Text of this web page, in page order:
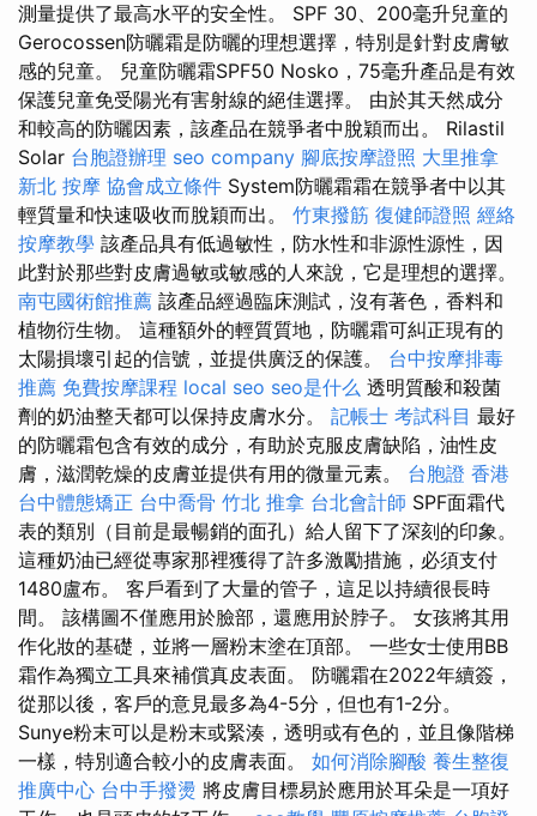
測量提供了最高水平的安全性。 SPF 30、200毫升兒童的
Gerocossen防曬霜是防曬的理想選擇，特別是針對皮膚敏
感的兒童。 兒童防曬霜SPF50 Nosko，75毫升產品是有效
保護兒童免受陽光有害射線的絕佳選擇。 由於其天然成分
和較高的防曬因素，該產品在競爭者中脫穎而出。 Rilastil
Solar 台胞證辦理 seo company 腳底按摩證照 大里推拿
新北 按摩 協會成立條件 System防曬霜霜在競爭者中以其
輕質量和快速吸收而脫穎而出。 竹東撥筋 復健師證照 經絡
按摩教學 該產品具有低過敏性，防水性和非源性源性，因
此對於那些對皮膚過敏或敏感的人來說，它是理想的選擇。
南屯國術館推薦 該產品經過臨床測試，沒有著色，香料和
植物衍生物。 這種額外的輕質質地，防曬霜可糾正現有的
太陽損壞引起的信號，並提供廣泛的保護。 台中按摩排毒
推薦 免費按摩課程 local seo seo是什么 透明質酸和殺菌
劑的奶油整天都可以保持皮膚水分。 記帳士 考試科目 最好
的防曬霜包含有效的成分，有助於克服皮膚缺陷，油性皮
膚，滋潤乾燥的皮膚並提供有用的微量元素。 台胞證 香港
台中體態矯正 台中喬骨 竹北 推拿 台北會計師 SPF面霜代
表的類別（目前是最暢銷的面孔）給人留下了深刻的印象。
這種奶油已經從專家那裡獲得了許多激勵措施，必須支付
1480盧布。 客戶看到了大量的管子，這足以持續很長時
間。 該構圖不僅應用於臉部，還應用於脖子。 女孩將其用
作化妝的基礎，並將一層粉末塗在頂部。 一些女士使用BB
霜作為獨立工具來補償真皮表面。 防曬霜在2022年續簽，
從那以後，客戶的意見最多為4-5分，但也有1-2分。
Sunye粉末可以是粉末或緊湊，透明或有色的，並且像階梯
一樣，特別適合較小的皮膚表面。 如何消除腳酸 養生整復
推廣中心 台中手撥燙 將皮膚目標易於應用於耳朵是一項好